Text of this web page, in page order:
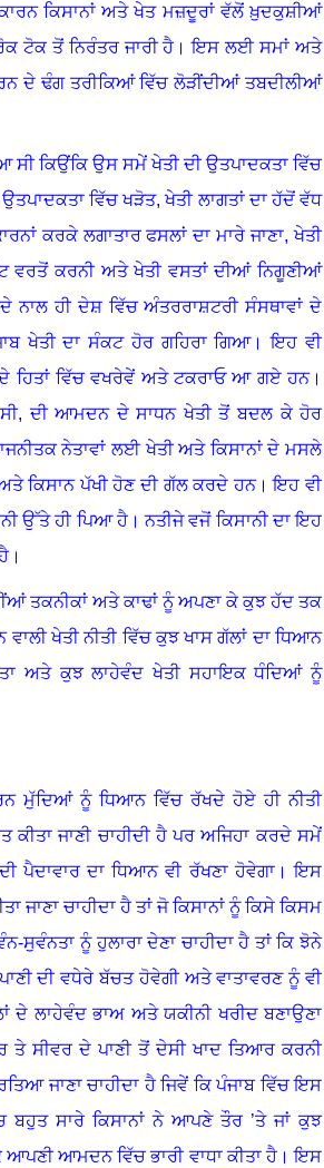
ਕਿਸਾਨਾਂ ਅਤੇ ਖੇਤ ਮਜ਼ਦੂਰਾਂ ਵੱਲੋਂ ਖ਼ੁਦਕੁਸ਼ੀਆਂ
ਟੋਕ ਤੋਂ ਨਿਰੰਤਰ ਜਾਰੀ ਹੈ। ਇਸ ਲਈ ਸਮਾਂ ਅਤੇ
ਦੇ ਢੰਗ ਤਰੀਕਿਆਂ ਵਿੱਚ ਲੋੜੀਂਦੀਆਂ ਤਬਦੀਲੀਆਂ
ਸੀ ਕਿਉਂਕਿ ਉਸ ਸਮੇਂ ਖੇਤੀ ਦੀ ਉਤਪਾਦਕਤਾ ਵਿੱਚ
ਉਤਪਾਦਕਤਾ ਵਿੱਚ ਖੜੋਤ,ਖੇਤੀ ਲਾਗਤਾਂ ਦਾ ਹੱਦੋਂ ਵੱਧ
ਕਰਕੇ ਲਗਾਤਾਰ ਫਸਲਾਂ ਦਾ ਮਾਰੇ ਜਾਣਾ,ਖੇਤੀ
ਵਰਤੋਂ ਕਰਨੀ ਅਤੇ ਖੇਤੀ ਵਸਤਾਂ ਦੀਆਂ ਨਿਗੂਣੀਆਂ
ਹੀ ਦੇਸ਼ ਵਿੱਚ ਅੰਤਰਰਾਸ਼ਟਰੀ ਸੰਸਥਾਵਾਂ ਦੇ
ਖੇਤੀ ਦਾ ਸੰਕਟ ਹੋਰ ਗਹਿਰਾ ਗਿਆ। ਇਹ ਵੀ
ਹਿਤਾਂ ਵਿੱਚ ਵਖਰੇਵੇਂ ਅਤੇ ਟਕਰਾਓ ਆ ਗਏ ਹਨ।
,ਦੀ ਆਮਦਨ ਦੇ ਸਾਧਨ ਖੇਤੀ ਤੋਂ ਬਦਲ ਕੇ ਹੋਰ
ਨੇਤਾਵਾਂ ਲਈ ਖੇਤੀ ਅਤੇ ਕਿਸਾਨਾਂ ਦੇ ਮਸਲੇ
ਕਿਸਾਨ ਪੱਖੀ ਹੋਣ ਦੀ ਗੱਲ ਕਰਦੇ ਹਨ। ਇਹ ਵੀ
ਉੱਤੇ ਹੀ ਪਿਆ ਹੈ। ਨਤੀਜੇ ਵਜੋਂ ਕਿਸਾਨੀ ਦਾ ਇਹ
ਤਕਨੀਕਾਂ ਅਤੇ ਕਾਢਾਂ ਨੂੰ ਅਪਣਾ ਕੇ ਕੁਝ ਹੱਦ ਤਕ
ਖੇਤੀ ਨੀਤੀ ਵਿੱਚ ਕੁਝ ਖਾਸ ਗੱਲਾਂ ਦਾ ਧਿਆਨ
ਅਤੇ ਕੁਝ ਲਾਹੇਵੰਦ ਖੇਤੀ ਸਹਾਇਕ ਧੰਦਿਆਂ ਨੂੰ
ਮੁੱਦਿਆਂ ਨੂੰ ਧਿਆਨ ਵਿੱਚ ਰੱਖਦੇ ਹੋਏ ਹੀ ਨੀਤੀ
ਕੀਤਾ ਜਾਣੀ ਚਾਹੀਦੀ ਹੈ ਪਰ ਅਜਿਹਾ ਕਰਦੇ ਸਮੇਂ
ਦਾ ਧਿਆਨ ਵੀ ਰੱਖਣਾ ਹੋਵੇਗਾ। ਇਸ
ਜਾਣਾ ਚਾਹੀਦਾ ਹੈ ਤਾਂ ਜੋ ਕਿਸਾਨਾਂ ਨੂੰ ਕਿਸੇ ਕਿਸਮ
ਸੁਵੰਨਤਾ ਨੂੰ ਹੁਲਾਰਾ ਦੇਣਾ ਚਾਹੀਦਾ ਹੈ ਤਾਂ ਕਿ ਝੋਨੇ
ਦੀ ਵਧੇਰੇ ਬੱਚਤ ਹੋਵੇਗੀ ਅਤੇ ਵਾਤਾਵਰਣ ਨੂੰ ਵੀ
ਲਾਹੇਵੰਦ ਭਾਅ ਅਤੇ ਯਕੀਨੀ ਖਰੀਦ ਬਣਾਉਣਾ
ਤੇ ਸੀਵਰ ਦੇ ਪਾਣੀ ਤੋਂ ਦੇਸੀ ਖਾਦ ਤਿਆਰ ਕਰਨੀ
ਜਾਣਾ ਚਾਹੀਦਾ ਹੈ ਜਿਵੇਂ ਕਿ ਪੰਜਾਬ ਵਿੱਚ ਇਸ
ਸਾਰੇ ਕਿਸਾਨਾਂ ਨੇ ਆਪਣੇ ਤੌਰ ’ਤੇ ਜਾਂ ਕੁਝ
ਆਮਦਨ ਵਿੱਚ ਭਾਰੀ ਵਾਧਾ ਕੀਤਾ ਹੈ। ਇਸ